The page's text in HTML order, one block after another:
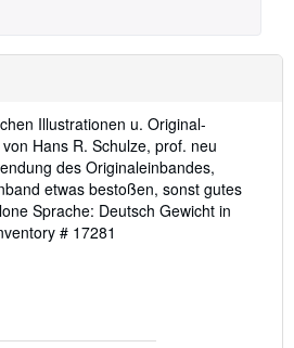
Illustrationen u. Original-
Hans R. Schulze, prof. neu
des Originaleinbandes,
etwas bestoßen, sonst gutes
Sprache: Deutsch Gewicht in
# 17281